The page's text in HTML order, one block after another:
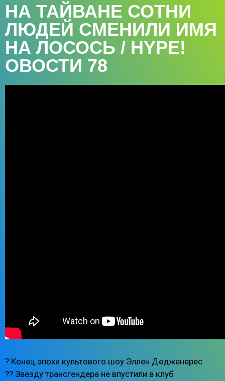
НА ТАЙВАНЕ СОТНИ
ЛЮДЕЙ СМЕНИЛИ ИМЯ
НА ЛОСОСЬ / HYPE!
ОВОСТИ 78
? Конец эпохи культового шоу Эллен Дедженерес
?? Звезду трансгендера не впустили в клуб